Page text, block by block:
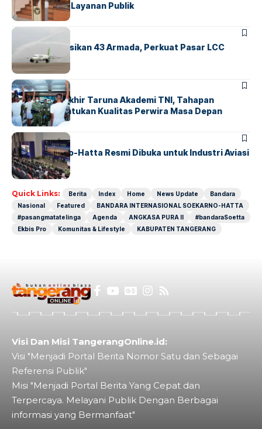
Transparansi Layanan Publik
BANDARA
Citilink Operasikan 43 Armada, Perkuat Pasar LCC
Nasional
BERITA
Sidang Pantukhir Taruna Akademi TNI, Tahapan
Strategis Tentukan Kualitas Perwira Masa Depan
BANDARA BERITA
IALC Soekarno-Hatta Resmi Dibuka untuk Industri Aviasi
Dunia
Quick Links: Berita Index Home News Update
Bandara
Nasional
Featured
BANDARA INTERNASIONAL SOEKARNO-HATTA
#pasangmatatelinga
Agenda ANGKASA PURA II
#bandaraSoetta
Ekbis Pro
Komunitas & Lifestyle KABUPATEN TANGERANG
Visi Dan Misi TangerangOnline.id:
Visi "Menjadi Portal Berita Nomor Satu dan Sebagai
Referensi Publik"
Misi "Menjadi Portal Berita Yang Cepat dan
Terpercaya. Melayani Publik Dengan Berbagai
informasi yang Bermanfaat"